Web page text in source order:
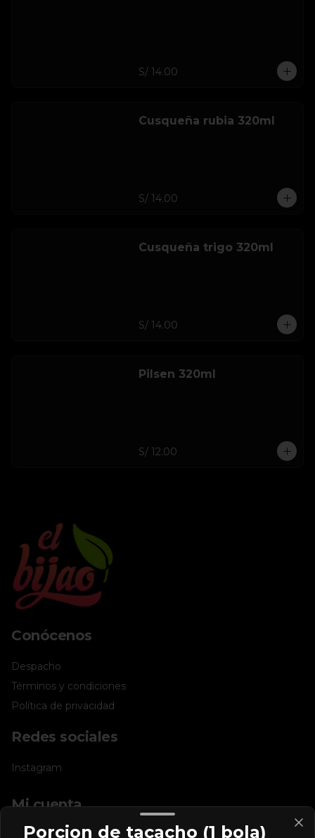
S/ 14.00
Cusqueña rubia 320ml
S/ 14.00
Cusqueña trigo 320ml
S/ 14.00
Pilsen 320ml
S/ 12.00
Conócenos
Despacho
Términos y condiciones
Política de privacidad
Redes sociales
Instagram
Mi cuenta
Pedir
Porcion de tacacho (1 bola)